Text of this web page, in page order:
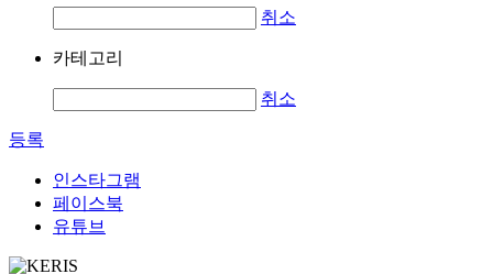
취소
카테고리
취소
등록
인스타그램
페이스북
유튜브